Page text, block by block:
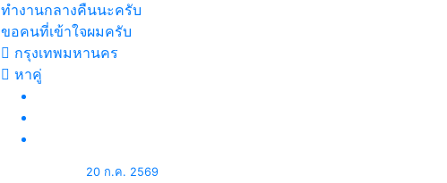
ทำงานกลางคืนนะครับ
ขอคนที่เข้าใจผมครับ
กรุงเทพมหานคร
หาคู่
20 ก.ค. 2569